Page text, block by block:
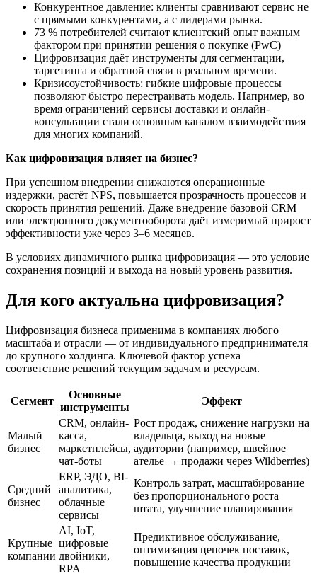
Конкурентное давление: клиенты сравнивают сервис не
с прямыми конкурентами, а с лидерами рынка.
73 % потребителей считают клиентский опыт важным
фактором при принятии решения о покупке (PwC)
Цифровизация даёт инструменты для сегментации,
таргетинга и обратной связи в реальном времени.
Кризисоустойчивость: гибкие цифровые процессы
позволяют быстро перестраивать модель. Например, во
время ограничений сервисы доставки и онлайн-
консультации стали основным каналом взаимодействия
для многих компаний.
Как цифровизация влияет на бизнес?
При успешном внедрении снижаются операционные
издержки, растёт NPS, повышается прозрачность процессов и
скорость принятия решений. Даже внедрение базовой CRM
или электронного документооборота даёт измеримый прирост
эффективности уже через 3–6 месяцев.
В условиях динамичного рынка цифровизация — это условие
сохранения позиций и выхода на новый уровень развития.
Для кого актуальна цифровизация?
Цифровизация бизнеса применима в компаниях любого
масштаба и отрасли — от индивидуального предпринимателя
до крупного холдинга. Ключевой фактор успеха —
соответствие решений текущим задачам и ресурсам.
Сегмент
Основные
инструменты
Эффект
Малый
бизнес
CRM, онлайн-
касса,
маркетплейсы,
чат-боты
Рост продаж, снижение нагрузки на
владельца, выход на новые
аудитории (например, швейное
ателье → продажи через Wildberries)
Средний
бизнес
ERP, ЭДО, BI-
аналитика,
облачные
сервисы
Контроль затрат, масштабирование
без пропорционального роста
штата, улучшение планирования
Крупные
компании
AI, IoT,
цифровые
двойники,
RPA
Предиктивное обслуживание,
оптимизация цепочек поставок,
повышение качества продукции